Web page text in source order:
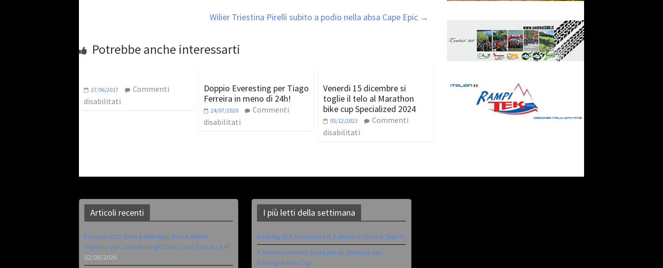
Wilier Triestina Pirelli subito a podio nella absa Cape Epic →
Potrebbe anche interessarti
27/06/2017
Commenti
disabilitati
Doppio Everesting per Tiago
Ferreira in meno di 24h!
24/07/2020
Commenti
disabilitati
Venerdi 15 dicembre si
toglie il telo al Marathon
bike cup Specialized 2024
05/12/2023
Commenti
disabilitati
Articoli recenti
Europei XCO: titoli a Aldridge, Frei e Hutter.
Argento per Zanotti tra gli Elite. Corvi fora ed è 4^
02/08/2026
I più letti della settimana
Ranking UCI: Avondetto N.2. Berta e Corvi in Top10
A Montecoronaro festa per la chiusura del
Romagna Bike Cup